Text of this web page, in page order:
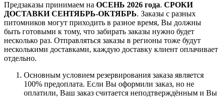
Предзаказы принимаем на ОСЕНЬ 2026 года. СРОКИ
ДОСТАВКИ СЕНТЯБРЬ-ОКТЯБРЬ. Заказы с разных
питомников могут приходить в разное время, Вы должны
быть готовыми к тому, что забирать заказы нужно будет
несколько раз. Отправляться заказы в регионы тоже будут
несколькими доставками, каждую доставку клиент оплачивает
отдельно.
Основным условием резервирования заказа является
100% предоплата. Если Вы оформили заказ, но не
оплатили, Ваш заказ считается неподтверждённым и Вы